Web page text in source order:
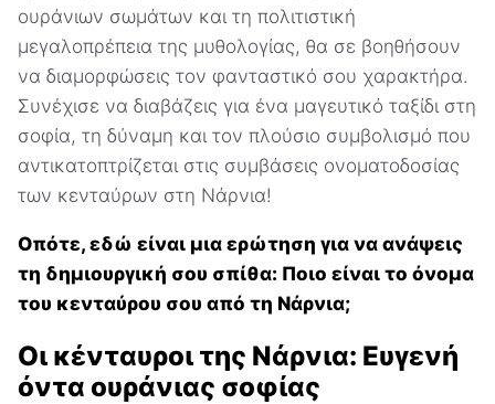
ουράνιων σωμάτων και τη πολιτιστική
μεγαλοπρέπεια της μυθολογίας, θα σε βοηθήσουν
να διαμορφώσεις τον φανταστικό σου χαρακτήρα.
Συνέχισε να διαβάζεις για ένα μαγευτικό ταξίδι στη
σοφία, τη δύναμη και τον πλούσιο συμβολισμό που
αντικατοπτρίζεται στις συμβάσεις ονοματοδοσίας
των κενταύρων στη Νάρνια!
Οπότε, εδώ είναι μια ερώτηση για να ανάψεις
τη δημιουργική σου σπίθα: Ποιο είναι το όνομα
του κενταύρου σου από τη Νάρνια;
Οι κένταυροι της Νάρνια: Ευγενή
όντα ουράνιας σοφίας